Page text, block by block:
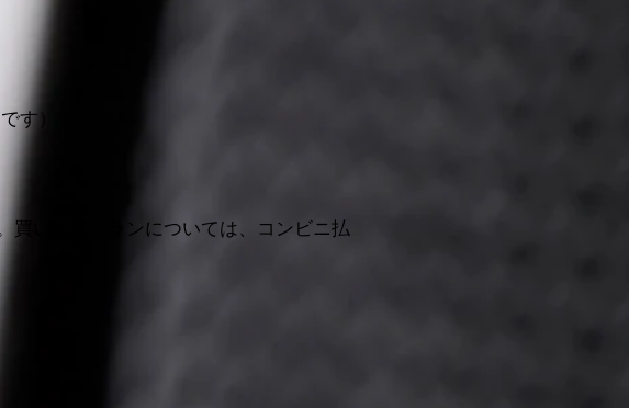
す）
買い切りプランについては、コンビニ払